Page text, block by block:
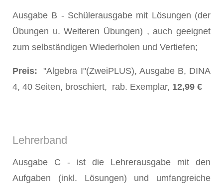
Ausgabe B - Schülerausgabe mit Lösungen (der
Übungen u. Weiteren Übungen) , auch geeignet
zum selbständigen Wiederholen und Vertiefen;
Preis: "Algebra I"(ZweiPLUS), Ausgabe B, DINA
4, 40 Seiten, broschiert, rab. Exemplar, 12,99 €
Lehrerband
Ausgabe C - ist die Lehrerausgabe mit den
Aufgaben (inkl. Lösungen) und umfangreiche